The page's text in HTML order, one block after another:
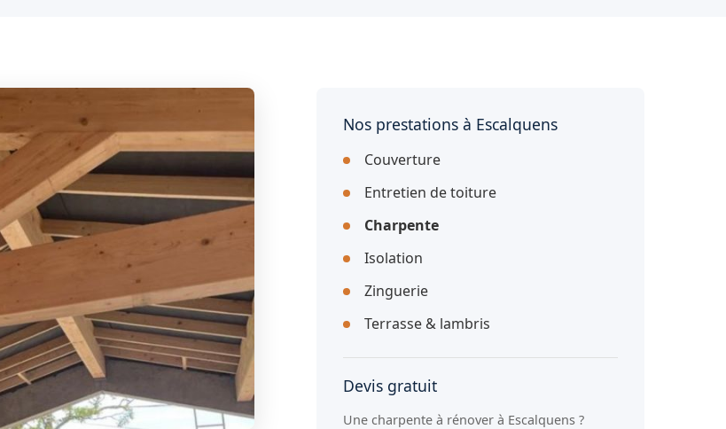
Nos prestations à Escalquens
Couverture
Entretien de toiture
Charpente
Isolation
Zinguerie
Terrasse & lambris
Devis gratuit
Une charpente à rénover à Escalquens ?